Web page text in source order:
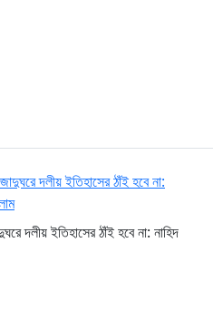
দলীয় ইতিহাসের ঠাঁই হবে না: নাহিদ